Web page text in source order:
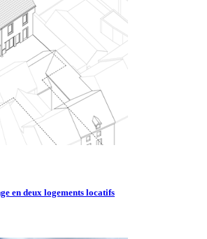
en deux logements locatifs